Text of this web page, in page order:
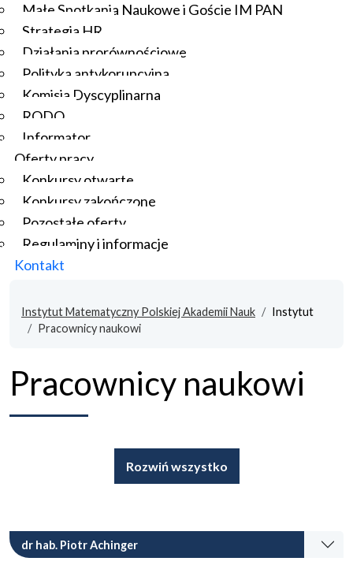
Małe Spotkania Naukowe i Goście IM PAN
Strategia HR
Działania prorównościowe
Polityka antykorupcyjna
Komisja Dyscyplinarna
RODO
Informator
Oferty pracy
Konkursy otwarte
Konkursy zakończone
Pozostałe oferty
Regulaminy i informacje
Kontakt
Instytut Matematyczny Polskiej Akademii Nauk
Instytut
Pracownicy naukowi
Pracownicy naukowi
Rozwiń wszystko
dr hab. Piotr Achinger